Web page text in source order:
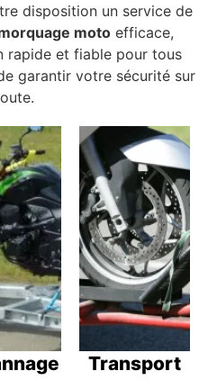
disposition un service de
motoefficace,
rapide et fiable pour tous
garantir votre sécurité sur
Transport